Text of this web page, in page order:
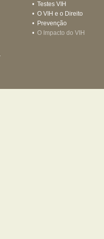
• Testes VIH
• O VIH e o Direito
• Prevenção
• O Impacto do VIH